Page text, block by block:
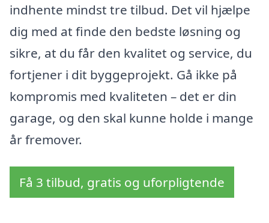
indhente mindst tre tilbud. Det vil hjælpe
dig med at finde den bedste løsning og
sikre, at du får den kvalitet og service, du
fortjener i dit byggeprojekt. Gå ikke på
kompromis med kvaliteten – det er din
garage, og den skal kunne holde i mange
år fremover.
Få 3 tilbud, gratis og uforpligtende